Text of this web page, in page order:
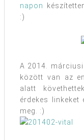
napon
:)
A 2014. márciusi
között van az
alatt
érdekes
meg. :)